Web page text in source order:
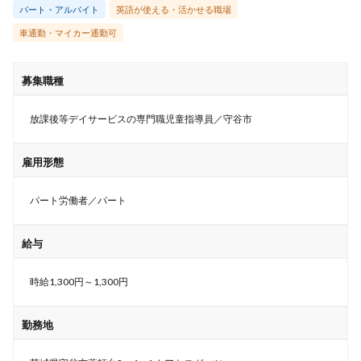
パート・アルバイト 英語が使える・活かせる職場
車通勤・マイカー通勤可
募集職種
放課後等デイサービスの専門職児童指導員／守谷市
雇用形態
パート労働者／パート
給与
時給1,300円～1,300円
勤務地